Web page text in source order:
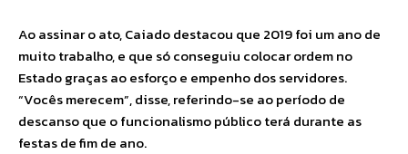
Ao assinar o ato, Caiado destacou que 2019 foi um ano de
muito trabalho, e que só conseguiu colocar ordem no
Estado graças ao esforço e empenho dos servidores.
“Vocês merecem”, disse, referindo-se ao período de
descanso que o funcionalismo público terá durante as
festas de fim de ano.